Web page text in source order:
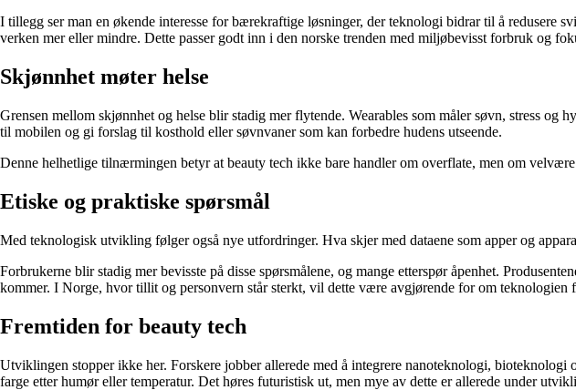
I tillegg ser man en økende interesse for bærekraftige løsninger, der teknologi bidrar til å redusere
verken mer eller mindre. Dette passer godt inn i den norske trenden med miljøbevisst forbruk og
Skjønnhet møter helse
Grensen mellom skjønnhet og helse blir stadig mer flytende. Wearables som måler søvn, stress
til mobilen og gi forslag til kosthold eller søvnvaner som kan forbedre hudens utseende.
Denne helhetlige tilnærmingen betyr at beauty tech ikke bare handler om overflate, men om
Etiske og praktiske spørsmål
Med teknologisk utvikling følger også nye utfordringer. Hva skjer med dataene som apper og
Forbrukerne blir stadig mer bevisste på disse spørsmålene, og mange etterspør åpenhet.
kommer. I Norge, hvor tillit og personvern står sterkt, vil dette være avgjørende for om teknologien
Fremtiden for beauty tech
Utviklingen stopper ikke her. Forskere jobber allerede med å integrere nanoteknologi,
farge etter humør eller temperatur. Det høres futuristisk ut, men mye av dette er allerede under